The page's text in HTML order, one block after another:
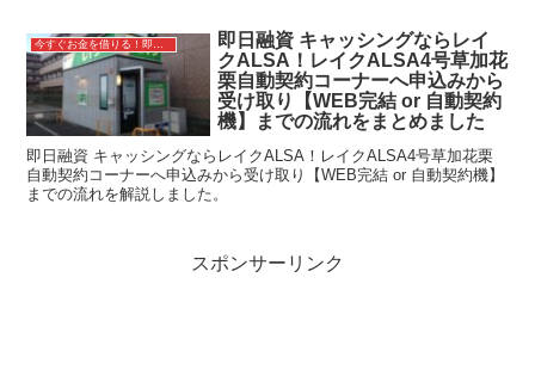
即日融資 キャッシングならレイ
クALSA！レイクALSA4号草加花
栗自動契約コーナーへ申込みから
受け取り【WEB完結 or 自動契約
機】までの流れをまとめました
即日融資 キャッシングならレイクALSA！レイクALSA4号草加花栗
自動契約コーナーへ申込みから受け取り【WEB完結 or 自動契約機】
までの流れを解説しました。
スポンサーリンク